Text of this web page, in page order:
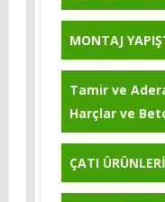
KB-Pur 214
MONTAJ
Tamir ve
Harçlar ve
ÇATI ÜRÜNLERİ